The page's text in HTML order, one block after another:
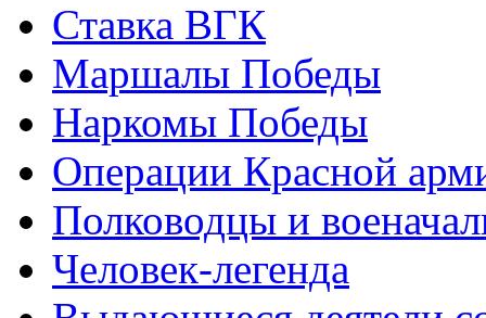
Ставка ВГК
Маршалы Победы
Наркомы Победы
Операции Красной
Полководцы и
Человек-легенда